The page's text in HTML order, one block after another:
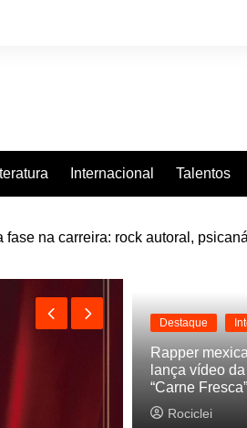
Internacional Talentos
plataformas digitais
Destaque
Rapper
lança vídeo
“Carne Fresca”
Rociclei